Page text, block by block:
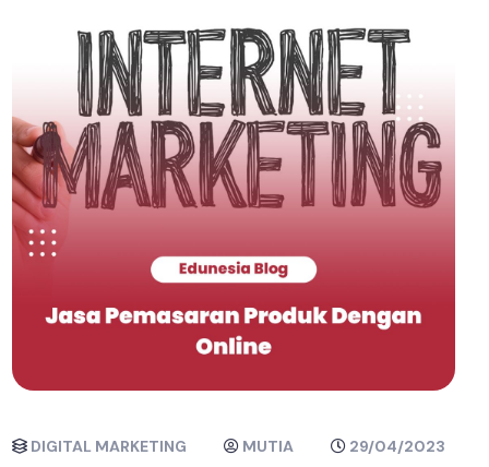
DIGITAL MARKETING MUTIA 29/04/2023